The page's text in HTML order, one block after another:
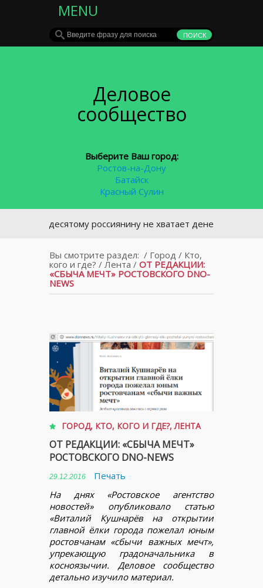
MENU
Деловое
сообщество
Выберите Ваш город:
Ростов-на-Дону
Батайск
Красный Сулин
десятому россиянину не хватает денег на еду
Вы смотрите раздел: / Город / Кто,
кого и где? / Лента / ОТ РЕДАКЦИИ:
«СБЫЧА МЕЧТ» РОСТОВСКОГО DNO-
NEWS
ГОРОД, КТО, КОГО И ГДЕ?,ЛЕНТА
ОТ РЕДАКЦИИ: «СБЫЧА МЕЧТ»
РОСТОВСКОГО DNO-NEWS
29.12.2016
Печать
На днях «Ростовское агентство
новостей» опубликовало статью
«Виталий Кушнарёв на открытии
главной ёлки города пожелал юным
ростовчанам «сбычи важных мечт»,
упрекающую градоначальника в
косноязычии. Деловое сообщество
детально изучило материал.